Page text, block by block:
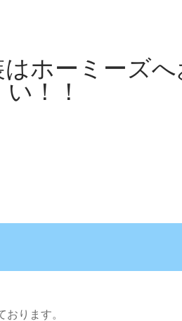
ホーミーズ
い！！
ります。